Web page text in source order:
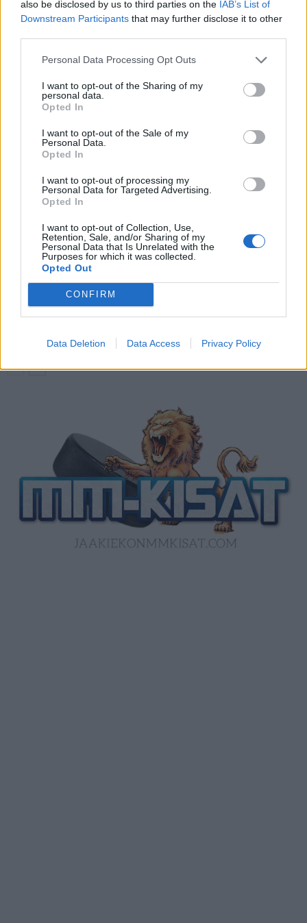
also be disclosed by us to third parties on the IAB’s List of
Downstream Participants that may further disclose it to other
Personal Data Processing Opt Outs
I want to opt-out of the Sharing of my
personal data.
Opted In
I want to opt-out of the Sale of my
Personal Data.
Opted In
I want to opt-out of processing my
Personal Data for Targeted Advertising.
Opted In
I want to opt-out of Collection, Use,
Retention, Sale, and/or Sharing of my
Personal Data that Is Unrelated with the
Purposes for which it was collected.
Opted Out
CONFIRM
Data Deletion Data Access Privacy Policy
Edellinen artikkeli
IS: Jättimäinen yllätys! Jukka
Jalonen siirtyy toisen
päävalmentajaksi
Seuraava artikkeli
Nyt se on totta! Patrik Laine
kaupattiin NHL:ssä
LIITTYVÄT ARTIKKELIT LISÄÄ TEKIJÄLTÄ
Aleksander Barkov tekee paluun
kaukaloon
Venäläisveskari sekosi Suomen 2.
divisioonassa – sai samasta tilanteesta
50 jäähyminuuttia
Kanada – USA klo 15:10 – näin katsot
ottelun ilmaiseksi TV:stä